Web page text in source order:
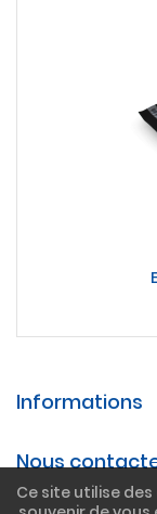
Informations
Nous
Ce site utilise